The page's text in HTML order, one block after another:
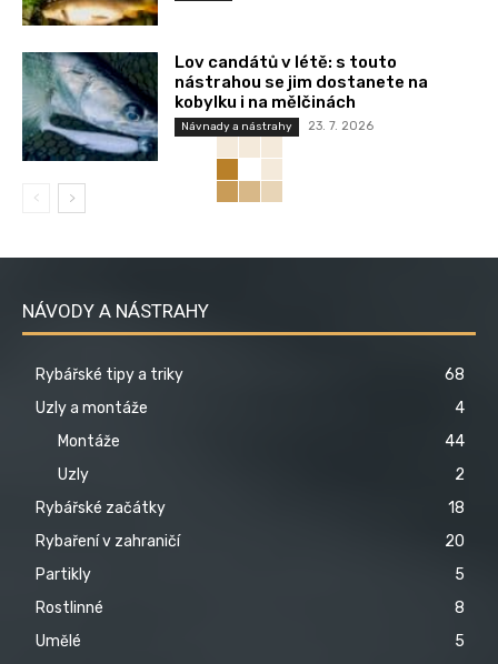
Lov candátů v létě: s touto
nástrahou se jim dostanete na
kobylku i na mělčinách
Návnady a nástrahy 23. 7. 2026
NÁVODY A NÁSTRAHY
Rybářské tipy a triky
68
Uzly a montáže
4
Montáže
44
Uzly
2
Rybářské začátky
18
Rybaření v zahraničí
20
Partikly
5
Rostlinné
8
Umělé
5